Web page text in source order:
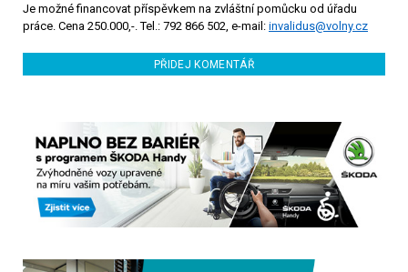
Je možné financovat příspěvkem na zvláštní pomůcku od úřadu
práce. Cena 250.000,-. Tel.: 792 866 502, e-mail: invalidus@volny.cz
PŘIDEJ KOMENTÁŘ